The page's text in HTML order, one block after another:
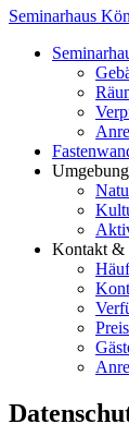
Seminarhaus
Umgebung
Kontakt &